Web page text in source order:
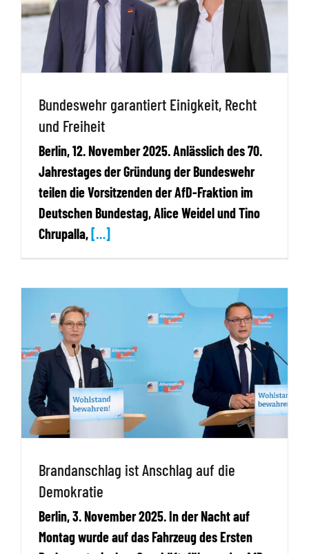
Bundeswehr garantiert Einigkeit, Recht
und Freiheit
Berlin, 12. November 2025. Anlässlich des 70.
Jahrestages der Gründung der Bundeswehr
teilen die Vorsitzenden der AfD-Fraktion im
Deutschen Bundestag, Alice Weidel und Tino
Chrupalla, […]
Brandanschlag ist Anschlag auf die
Demokratie
Berlin, 3. November 2025. In der Nacht auf
Montag wurde auf das Fahrzeug des Ersten